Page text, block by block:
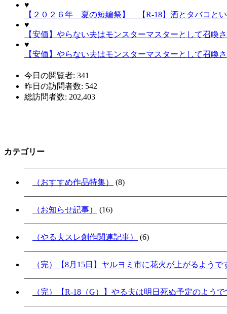
♥
【２０２６年 夏の短編祭】 【R-18】酒とタバコと
♥
【安価】やらない夫はモンスターマスターとして召
♥
【安価】やらない夫はモンスターマスターとして召
今日の閲覧者: 341
昨日の訪問者数: 542
総訪問者数: 202,403
カテゴリー
（おすすめ作品特集） (8)
（お知らせ記事） (16)
（やる夫スレ創作関連記事） (6)
（完）【8月15日】ヤルヨミ市に花火が上がるよう
（完）【R-18（G）】やる夫は明日死ぬ予定のよう